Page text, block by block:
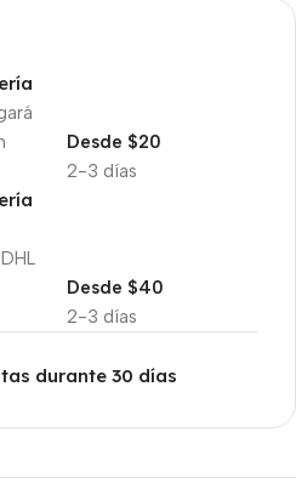
2-3 días
Desde $20
2-3 días
Desde $40
durante 30 días